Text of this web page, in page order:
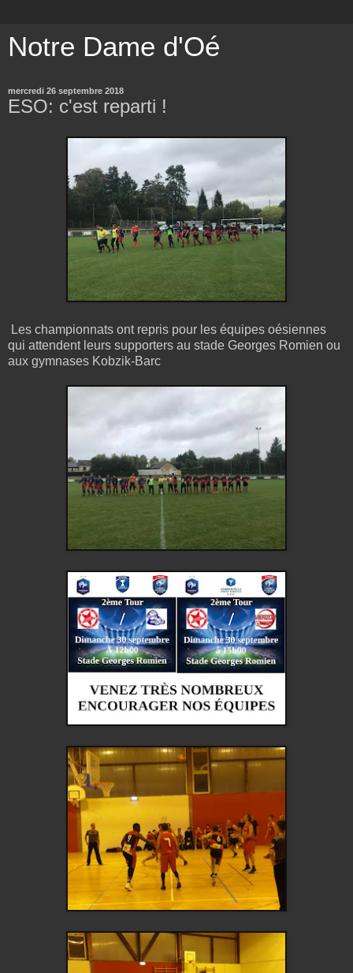
Notre Dame d'Oé
mercredi 26 septembre 2018
ESO: c'est reparti !
Les championnats ont repris pour les équipes oésiennes
qui attendent leurs supporters au stade Georges Romien ou
aux gymnases Kobzik-Barc